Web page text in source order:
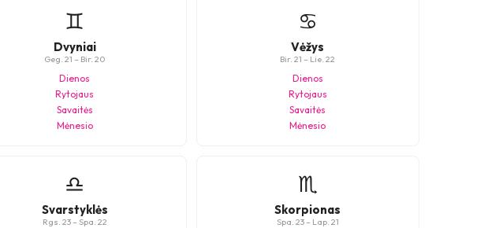
♊
Dvyniai
Geg. 21 – Bir. 20
Dienos
Rytojaus
Savaitės
Mėnesio
♋
Vėžys
Bir. 21 – Lie. 22
Dienos
Rytojaus
Savaitės
Mėnesio
♎
Svarstyklės
Rgs. 23 – Spa. 22
♏
Skorpionas
Spa. 23 – Lap. 21